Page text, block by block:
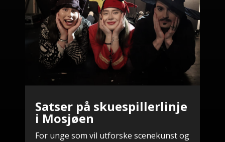
Satser på skuespillerlinje
i Mosjøen
For unge som vil utforske scenekunst og